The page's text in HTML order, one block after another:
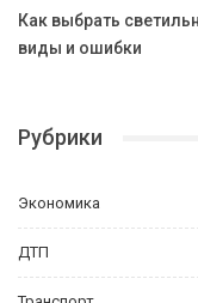
Как выбрать
виды и ошибки
Рубрики
Экономика
ДТП